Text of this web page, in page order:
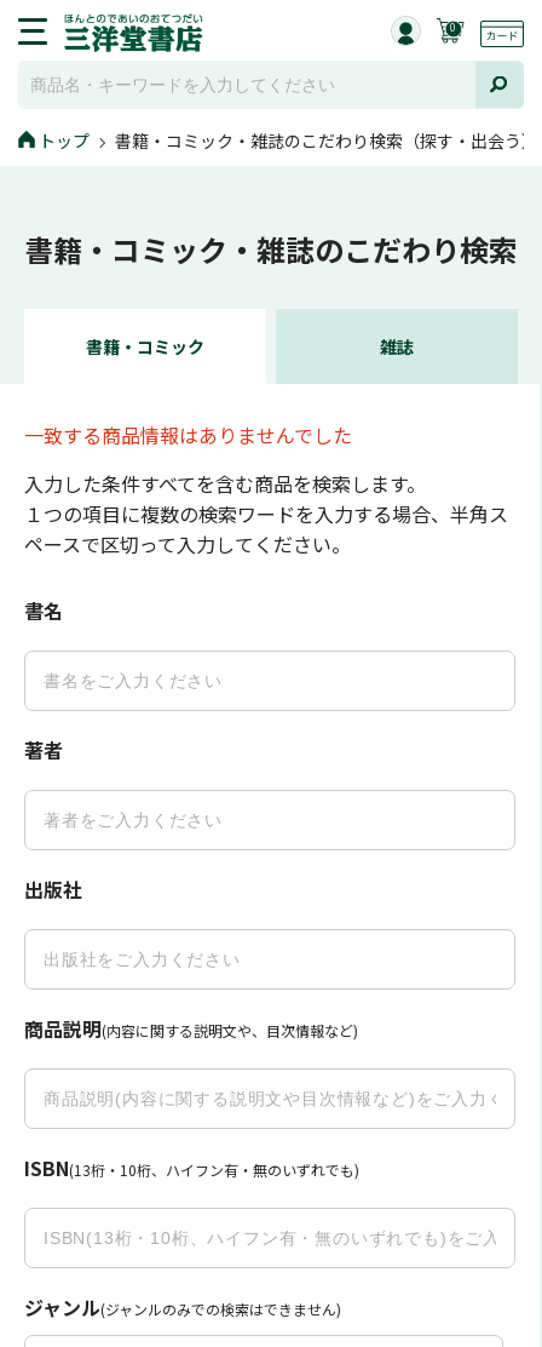
0
トップ 書籍・コミック・雑誌のこだわり検索（探す・出会う）
書籍・コミック・雑誌のこだわり検索
書籍・コミック 雑誌
一致する商品情報はありませんでした
入力した条件すべてを含む商品を検索します。
１つの項目に複数の検索ワードを入力する場合、半角ス
ペースで区切って入力してください。
書名
著者
出版社
商品説明(内容に関する説明文や、目次情報など)
ISBN(13桁・10桁、ハイフン有・無のいずれでも)
ジャンル(ジャンルのみでの検索はできません)